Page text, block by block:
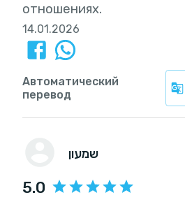
отношениях.
14.01.2026
Автоматический
перевод
שמעון
5.0